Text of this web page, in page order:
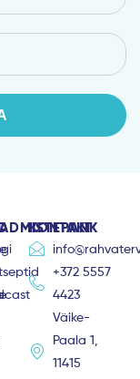
KONTAKT
+372 5557
4423
Väike-
Paala 1,
11415